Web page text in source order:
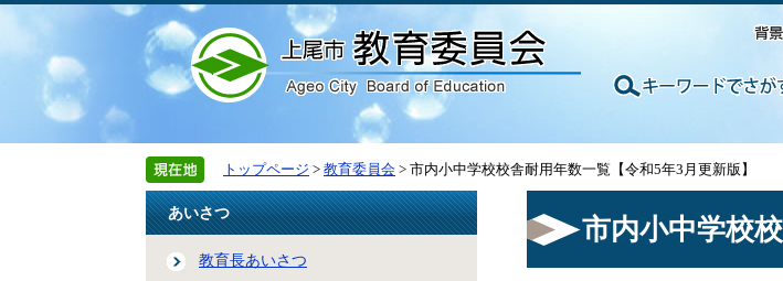
トップページ > 教育委員会 > 市内小中学校校舎耐用年数一覧【令和5年3月更新版】
あいさつ
教育長あいさつ
市内小中学校